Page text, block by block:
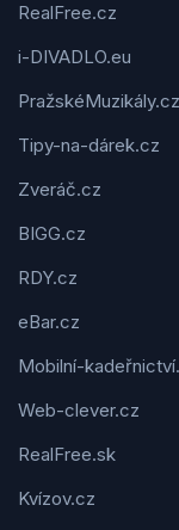
RealFree.cz
i-DIVADLO.eu
PražskéMuzikály.cz
Tipy-na-dárek.cz
Zveráč.cz
BIGG.cz
RDY.cz
eBar.cz
Mobilní-
Web-clever.cz
RealFree.sk
Kvízov.cz